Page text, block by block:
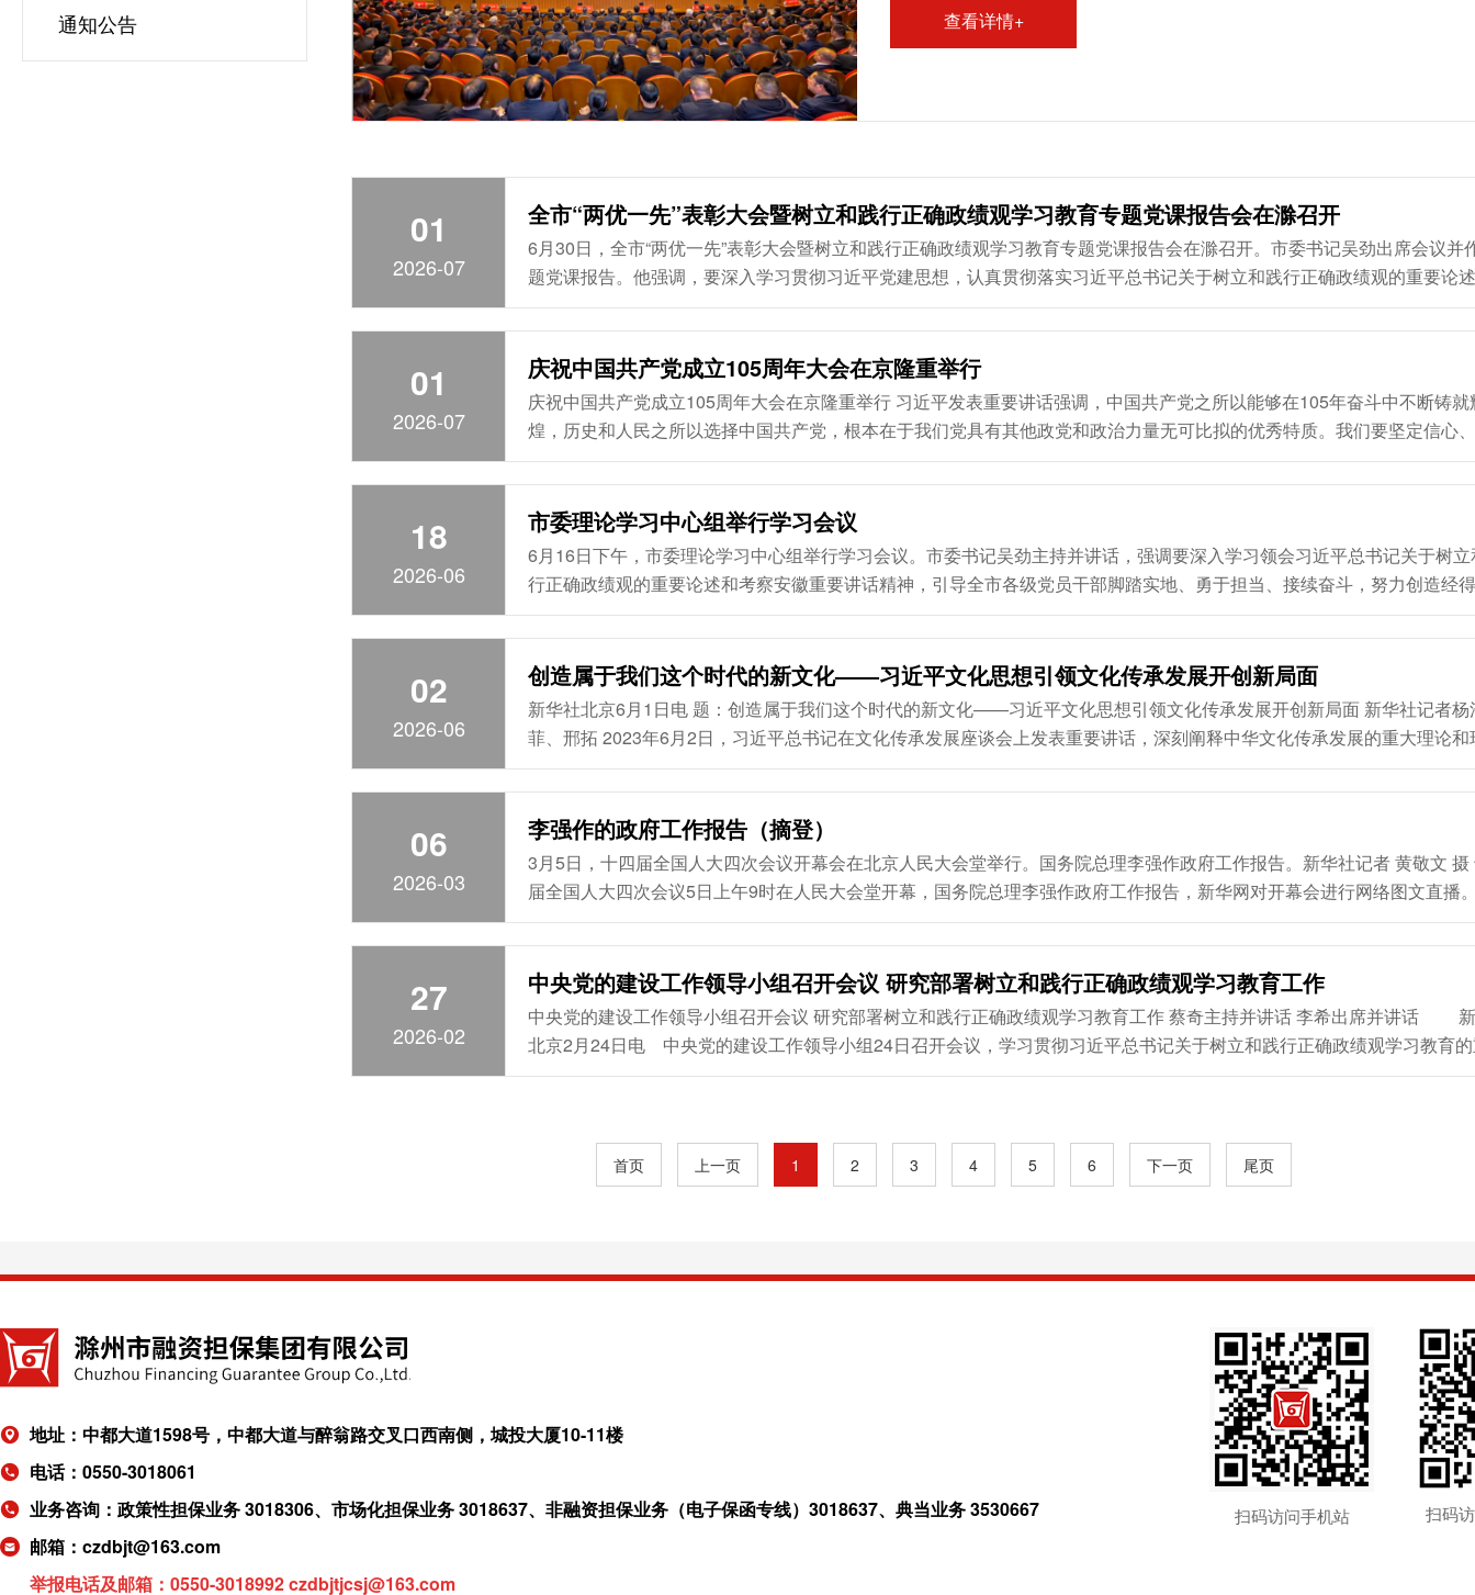
通知公告
劲主持会议。 本次大会执行主席吴劲、胡孔胜、孙军、朱林、马雪刚、杨甫祥、
金力、吴孝水、孙永进、贺家平、陶学功、胡爱军、王莹、王政在主席台
李宝君、查镜波、王跃、姚志、苏虹、徐广友、马飞、刘江华、高潮、焦义
朱云霞、刘猛生、李玉科、徐军、李如培、陈飏、许雪峰、汪上、刘茂松、
兰、米德成、舒宏俊、陈学武、周全教、罗信翔，以及主席团...
查看详情+
01
2026-07
全市“两优一先”表彰大会暨树立和践行正确政绩观学习教育专题党课报告会在滁召开
6月30日，全市“两优一先”表彰大会暨树立和践行正确政绩观学习教育专题党课报告会在滁召开。市委书记吴劲出席会议并
题党课报告。他强调，要深入学习贯彻习近平党建思想，认真贯彻落实习近平总书记关于树立和践行正确政绩观的重要论
察安徽重要讲话精神，汲取榜样力量、接续拼搏奋斗，为“十五五”开好局起好步、奋力谱写现代化新滁州建设新篇章作出新
大贡献。市委副书记、市长胡春华主持会议，市人大常委会主任胡孔胜，市政协主席孙军，市委副书记尹春华，市领导姚
培、吴述林、王燕永、朱林、马雪刚等出席。 会上，尹春华宣读了市委表彰决定，市领导为“两优一先”代表颁奖，优秀个人和先
进集体代表作了发言。 吴劲代表市委向受到表彰的滁州市优秀共产党员、优秀党务工作者和先进基层党组织表示热烈祝贺，向
全市广大党员致以节日问候。他指出，党的十八大以来，习近平总书记提出一系列管党治党、兴党强...
01
2026-07
庆祝中国共产党成立105周年大会在京隆重举行
庆祝中国共产党成立105周年大会在京隆重举行 习近平发表重要讲话强调，中国共产党之所以能够在105年奋斗中不断铸就辉
煌，历史和人民之所以选择中国共产党，根本在于我们党具有其他政党和政治力量无可比拟的优秀特质。我们要坚定信心
奋斗，结合新的实际把党的优秀特质不断发扬光大，确保党永远不变质不变色不变味，始终具有强大创造力凝聚力战斗力 李强
主持 赵乐际王沪宁丁薛祥李希韩正出席 蔡奇宣读决定 新华社北京7月1日电 庆祝中国共产党成立105周年大会7月1日上午在北
京人民大会堂隆重举行。中共中央总书记、国家主席、中央军委主席习近平向“七一勋章”获得者颁授勋章并发表重要讲话。
调，105年来，我们党始终坚守为中国人民谋幸福、为中华民族谋复兴的初心使命，在不懈奋斗中创造了彪炳史册的伟大
新征程上，全党同志要坚定信心、接续奋斗，不断创造无愧于时代和人民的新...
18
2026-06
市委理论学习中心组举行学习会议
6月16日下午，市委理论学习中心组举行学习会议。市委书记吴劲主持并讲话，强调要深入学习领会习近平总书记关于树
行正确政绩观的重要论述和考察安徽重要讲话精神，引导全市各级党员干部脚踏实地、勇于担当、接续奋斗，努力创造经
践、人民、历史检验的实绩。 会议围绕“为民造福是最大政绩”“坚持高质量发展要成为领导干部政绩观的重要内容”“坚持功成不必
在我、功成必定有我，以实干出政绩”3个专题，采取“重点发言+随机点名”方式开展交流研讨，市人大常委会主任胡孔胜，
委姚凯、吴述林、王燕永、朱林、陈新志作重点发言，其他市级领导干部作书面发言，随机抽点3名同志作交流发言。市委
学习中心组其他成员参加会议。 吴劲强调，要深刻领会“为民造福是最大政绩”，把为民造福作为追求政绩的奋斗目标，把群众路
线作为创造政绩的根本方法，把人民评判作为检验政绩的重要标准，始终把牢价值取向、...
02
2026-06
创造属于我们这个时代的新文化——习近平文化思想引领文化传承发展开创新局面
新华社北京6月1日电 题：创造属于我们这个时代的新文化——习近平文化思想引领文化传承发展开创新局面 新华社记者杨湛
菲、邢拓 2023年6月2日，习近平总书记在文化传承发展座谈会上发表重要讲话，深刻阐释中华文化传承发展的重大理论和现实
问题，发出“赓续历史文脉、谱写当代华章”的时代号召。 党的十八大以来，在习近平文化思想科学指引下，新时代文化建设守正
创新、步履铿锵，文脉赓续绵延、文化活力迸发，一幅古老文明与现代文明交相辉映的绚丽图景在神州大地徐徐铺展。 守护根
脉 传承文明 中华文明具有突出的连续性、创新性、统一性、包容性、和平性。习近平总书记对中华文明突出特性的精准概括，
揭示了中华民族生生不息的“基因密码”。 一个多月前，2025年度全国十大考古新发现公布，河北宣化郑家沟遗址、山西昔阳钟村
遗址、山东青岛琅琊台遗址等重...
06
2026-03
李强作的政府工作报告（摘登）
3月5日，十四届全国人大四次会议开幕会在北京人民大会堂举行。国务院总理李强作政府工作报告。新华社记者 黄敬文 摄 十四
届全国人大四次会议5日上午9时在人民大会堂开幕，国务院总理李强作政府工作报告，新华网对开幕会进行网络图文直播
工作报告摘登如下： “十四五”圆满收官，中国式现代化迈出新的坚实步伐 国务院总理李强5日在政府工作报告中指出，2025年是
很不平凡的一年。党的二十届四中全会胜利召开，擘画了未来五年我国发展的宏伟蓝图。我们隆重纪念中国人民抗日战争
反法西斯战争胜利80周年，设立台湾光复纪念日，极大振奋民族精神、激发爱国热情、凝聚奋斗力量。面对国内外形势深
的变化，以习近平同志为核心的党中央团结带领全国各族人民迎难而上、奋力拼搏，坚定不移贯彻新发展理念、推动高质
展，统筹国内国际两个大局，全年经济社会发展主要目标...
27
2026-02
中央党的建设工作领导小组召开会议 研究部署树立和践行正确政绩观学习教育工作
中央党的建设工作领导小组召开会议 研究部署树立和践行正确政绩观学习教育工作 蔡奇主持并讲话 李希出席并讲话 新华社
北京2月24日电 中央党的建设工作领导小组24日召开会议，学习贯彻习近平总书记关于树立和践行正确政绩观学习教育
讲话和重要指示精神，研究部署树立和践行正确政绩观学习教育工作。中共中央政治局常委、中央党的建设工作领导小组
必然要求，是践行党的根本宗旨、夯实党的执政根基的重要举措，是巩固拓展党内集中学习教育成果、持之以恒推进全面
党的有效途径，...
首页 上一页 1 2 3 4 5 6 下一页 尾页
地址：中都大道1598号，中都大道与醉翁路交叉口西南侧，城投大厦10-11楼
电话：0550-3018061
业务咨询：政策性担保业务 3018306、市场化担保业务 3018637、非融资担保业务（电子保函专线）3018637、典当业务 3530667
邮箱：czdbjt@163.com
举报电话及邮箱： 0550-3018992 czdbjtjcsj@163.com
扫码访问手机站 扫码